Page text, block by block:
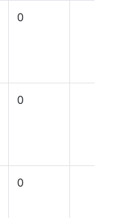
0
0
0